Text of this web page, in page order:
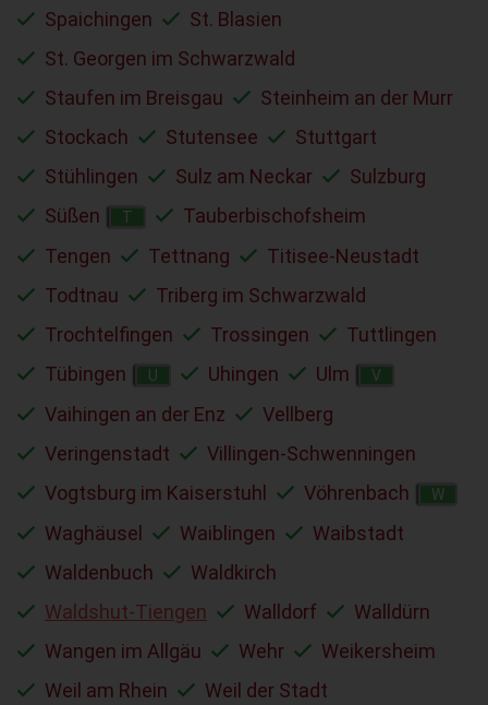
Spaichingen
St. Blasien
St. Georgen im Schwarzwald
Staufen im Breisgau
Steinheim an der Murr
Stockach
Stutensee
Stuttgart
Stühlingen
Sulz am Neckar
Sulzburg
Süßen
T
Tauberbischofsheim
Tengen
Tettnang
Titisee-Neustadt
Todtnau
Triberg im Schwarzwald
Trochtelfingen
Trossingen
Tuttlingen
Tübingen
U Uhingen Ulm V
Vaihingen an der Enz
Vellberg
Veringenstadt
Villingen-Schwenningen
Vogtsburg im Kaiserstuhl
Vöhrenbach W
Waghäusel Waiblingen
Waibstadt
Waldenbuch
Waldkirch
Waldshut-Tiengen
Walldorf
Walldürn
Wangen im Allgäu
Wehr
Weikersheim
Weil am Rhein
Weil der Stadt